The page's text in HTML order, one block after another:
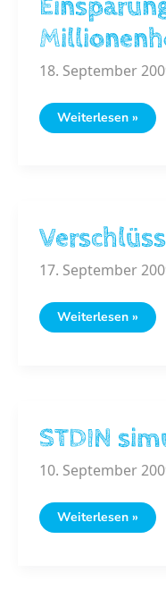
18. September
Freie
Weiterlesen »
17. September
Verschlüsselte
Webseiten
Weiterlesen »
STDIN
10. September
STDIN
simulieren
Weiterlesen »